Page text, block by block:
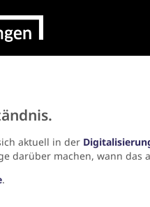
aktuell in der
darüber machen, wann
.